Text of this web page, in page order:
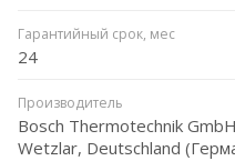
Гарантийный срок, мес
24
Производитель
Bosch Thermotechnik
Wetzlar, Deutschland